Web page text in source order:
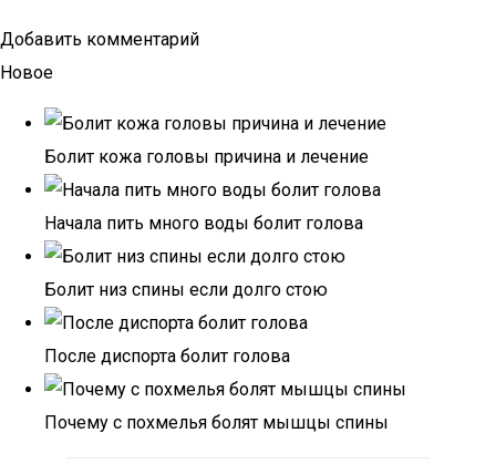
Добавить комментарий
Новое
Болит кожа головы причина и лечение
Начала пить много воды болит голова
Болит низ спины если долго стою
После диспорта болит голова
Почему с похмелья болят мышцы спины